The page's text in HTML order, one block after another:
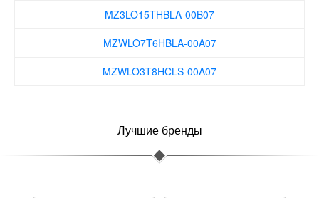
MZWLO7T6HBLA-00A07
MZWLO3T8HCLS-00A07
MZWLO1T9HCJR-00A07
Лучшие бренды